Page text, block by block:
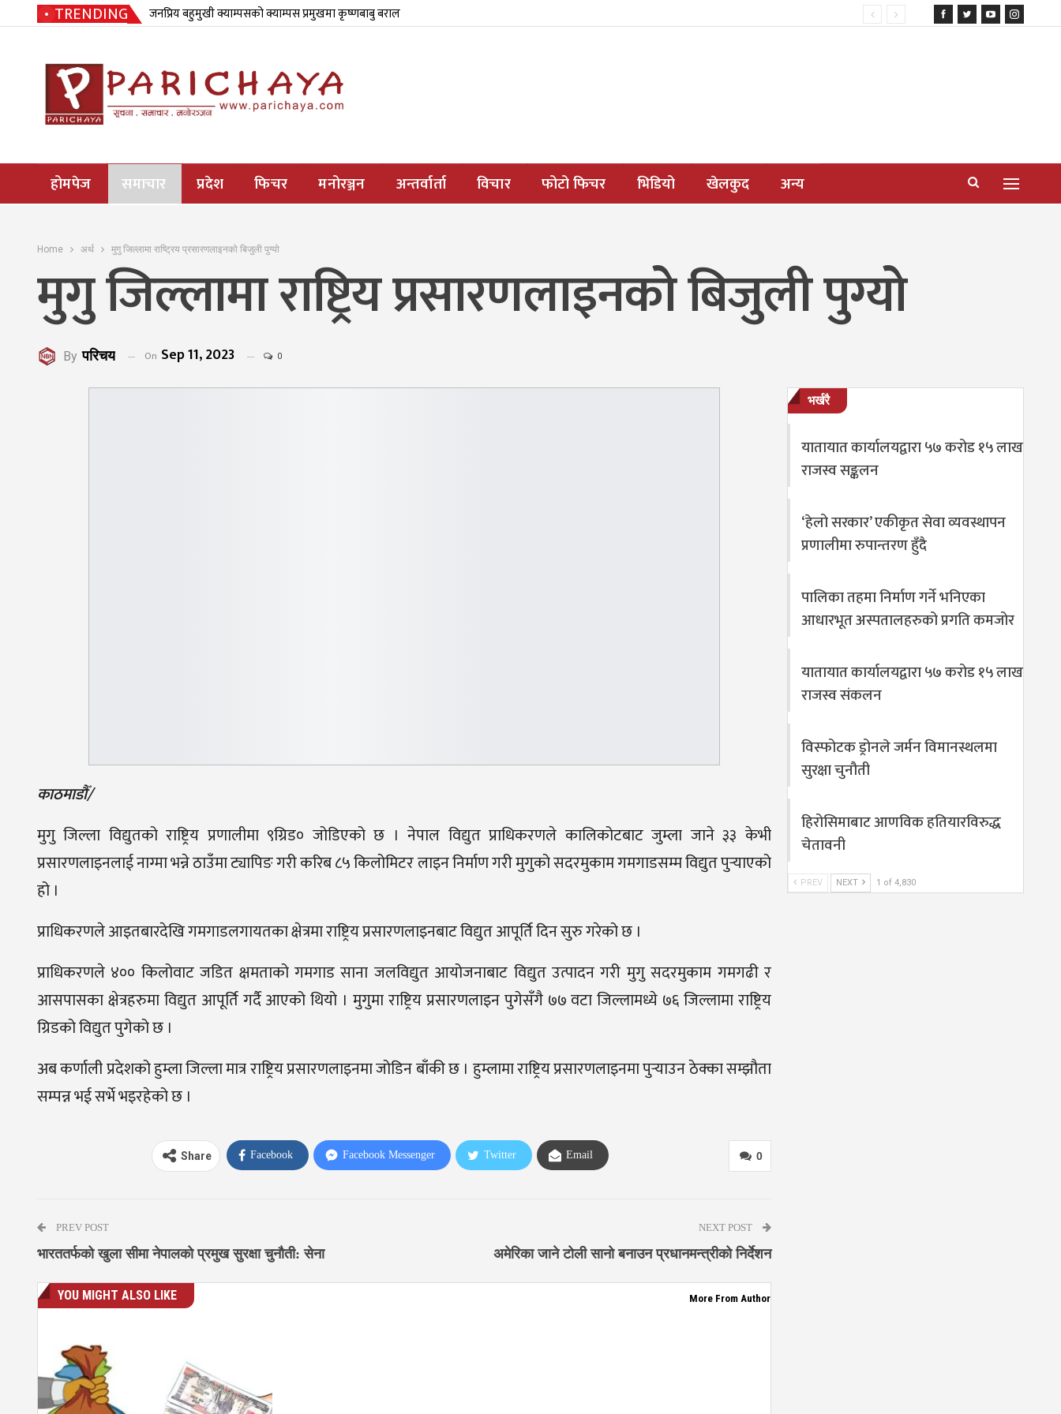
TRENDING जनप्रिय बहुमुखी क्याम्पसको क्याम्पस प्रमुखमा कृष्णबाबु बराल
होमपेज समाचार प्रदेश फिचर मनोरञ्जन अन्तर्वार्ता विचार फोटो फिचर भिडियो खेलकुद अन्य
Home अर्थ मुगु जिल्लामा राष्ट्रिय प्रसारणलाइनको बिजुली पुग्यो
मुगु जिल्लामा राष्ट्रिय प्रसारणलाइनको बिजुली पुग्यो
By परिचय On Sep 11, 2023 0
काठमाडौँ/
मुगु जिल्ला विद्युतको राष्ट्रिय प्रणालीमा ९ग्रिड० जोडिएको छ । नेपाल विद्युत प्राधिकरणले कालिकोटबाट जुम्ला जाने ३३ केभी
प्रसारणलाइनलाई नाग्मा भन्ने ठाउँमा ट्यापिङ गरी करिब ८५ किलोमिटर लाइन निर्माण गरी मुगुको सदरमुकाम गमगाडसम्म विद्युत पुर्‍याएको
हो ।
प्राधिकरणले आइतबारदेखि गमगाडलगायतका क्षेत्रमा राष्ट्रिय प्रसारणलाइनबाट विद्युत आपूर्ति दिन सुरु गरेको छ ।
प्राधिकरणले ४०० किलोवाट जडित क्षमताको गमगाड साना जलविद्युत आयोजनाबाट विद्युत उत्पादन गरी मुगु सदरमुकाम गमगढी र
आसपासका क्षेत्रहरुमा विद्युत आपूर्ति गर्दै आएको थियो । मुगुमा राष्ट्रिय प्रसारणलाइन पुगेसँगै ७७ वटा जिल्लामध्ये ७६ जिल्लामा राष्ट्रिय
ग्रिडको विद्युत पुगेको छ ।
अब कर्णाली प्रदेशको हुम्ला जिल्ला मात्र राष्ट्रिय प्रसारणलाइनमा जोडिन बाँकी छ । हुम्लामा राष्ट्रिय प्रसारणलाइनमा पुर्‍याउन ठेक्का सम्झौता
सम्पन्न भई सर्भे भइरहेको छ ।
0
Share Facebook Facebook Messenger Twitter Email
PREV POST
भारततर्फको खुला सीमा नेपालको प्रमुख सुरक्षा चुनौती: सेना
NEXT POST
अमेरिका जाने टोली सानो बनाउन प्रधानमन्त्रीको निर्देशन
YOU MIGHT ALSO LIKE More From Author
भर्खरै
यातायात कार्यालयद्वारा ५७ करोड १५ लाख
राजस्व सङ्कलन
‘हेलो सरकार’ एकीकृत सेवा व्यवस्थापन
प्रणालीमा रुपान्तरण हुँदै
पालिका तहमा निर्माण गर्ने भनिएका
आधारभूत अस्पतालहरुको प्रगति कमजोर
यातायात कार्यालयद्वारा ५७ करोड १५ लाख
राजस्व संकलन
विस्फोटक ड्रोनले जर्मन विमानस्थलमा
सुरक्षा चुनौती
हिरोसिमाबाट आणविक हतियारविरुद्ध
चेतावनी
PREV NEXT 1 of 4,830